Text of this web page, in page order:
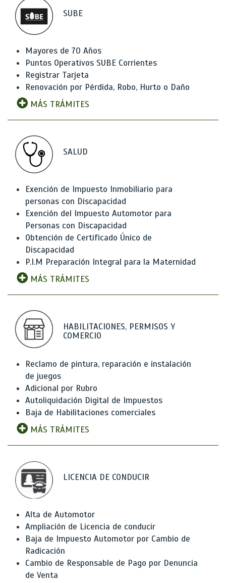
SUBE
Mayores de 70 Años
Puntos Operativos SUBE Corrientes
Registrar Tarjeta
Renovación por Pérdida, Robo, Hurto o Daño
MÁS TRÁMITES
SALUD
Exención de Impuesto Inmobiliario para
personas con Discapacidad
Exención del Impuesto Automotor para
Personas con Discapacidad
Obtención de Certificado Único de
Discapacidad
P.I.M Preparación Integral para la Maternidad
MÁS TRÁMITES
HABILITACIONES, PERMISOS Y
COMERCIO
Reclamo de pintura, reparación e instalación
de juegos
Adicional por Rubro
Autoliquidación Digital de Impuestos
Baja de Habilitaciones comerciales
MÁS TRÁMITES
LICENCIA DE CONDUCIR
Alta de Automotor
Ampliación de Licencia de conducir
Baja de Impuesto Automotor por Cambio de
Radicación
Cambio de Responsable de Pago por Denuncia
de Venta